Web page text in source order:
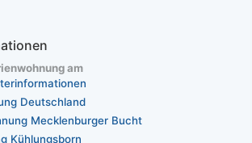
am
Deutschland
Mecklenburger Bucht
Kühlungsborn